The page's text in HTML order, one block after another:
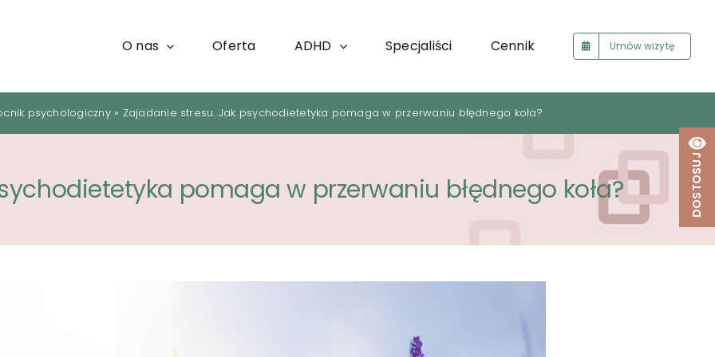
O nas Oferta ADHD Specjaliści Cennik Umów wizytę
psychologiczny» Zajadanie stresu. Jak psychodietetyka pomaga w przerwaniu błędnego koła?
pomaga w przerwaniu błędnego koła? DOSTOSUJ